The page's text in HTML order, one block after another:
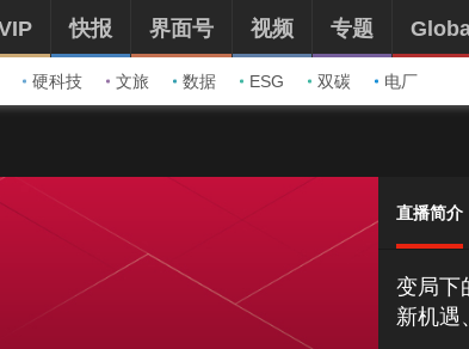
硬科技 文旅 数据 ESG 双碳 电厂
快报 界面号 视频 专题
直播简介
变局下
新机遇